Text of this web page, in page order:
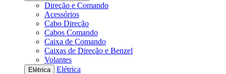
Direção e Comando
Acessórios
Cabo Direção
Cabos Comando
Caixa de Comando
Caixas de Direção e Benzel
Volantes
Elétrica
Elétrica